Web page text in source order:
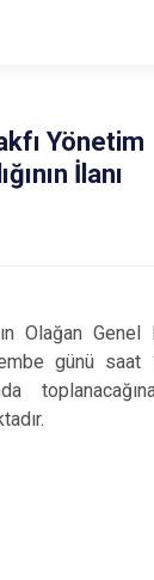
Köşk
Söke
Yönetim
İlanı
Olağan Genel
günü saat